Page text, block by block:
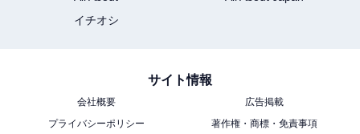
『作りたい女と食べたい女』の「味玉丼」はど
現レシピ
イチオシ
サイト情報
会社概要
広告掲載
プライバシーポリシー
著作権・商標・免責事項